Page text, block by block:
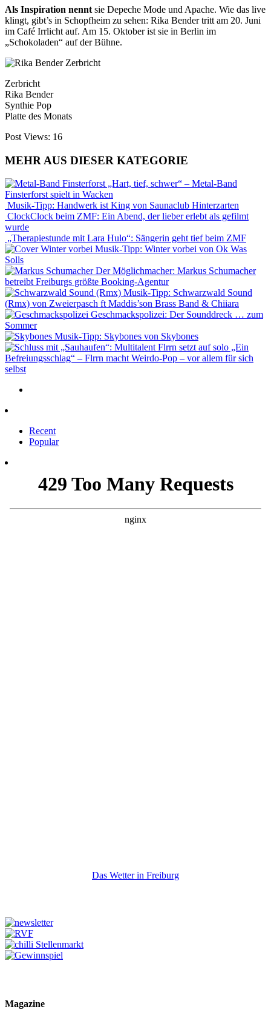
Als Inspiration nennt sie Depeche Mode und Apache. Wie das live
klingt, gibt’s in Schopfheim zu sehen: Rika Bender tritt am 20. Juni
im Café Irrlicht auf. Am 15. Oktober ist sie in Berlin im
„Schokoladen“ auf der Bühne.
Zerbricht
Rika Bender
Synthie Pop
Platte des Monats
Post Views: 16
MEHR AUS DIESER KATEGORIE
„Hart, tief, schwer“ – Metal-Band
Finsterforst spielt in Wacken
Musik-Tipp: Handwerk ist King von Saunaclub Hinterzarten
ClockClock beim ZMF: Ein Abend, der lieber erlebt als gefilmt
wurde
„Therapiestunde mit Lara Hulo“: Sängerin geht tief beim ZMF
Musik-Tipp: Winter vorbei von Ok Was
Solls
Der Möglichmacher: Markus Schumacher
betreibt Freiburgs größte Booking-Agentur
Musik-Tipp: Schwarzwald Sound
(Rmx) von Zweierpasch ft Maddis’son Brass Band & Chiiara
Geschmackspolizei: Der Sounddreck … zum
Sommer
Musik-Tipp: Skybones von Skybones
„Ein
Befreiungsschlag“ – Flrrn macht Weirdo-Pop – vor allem für sich
selbst
Recent
Popular
Das Wetter in Freiburg
Magazine